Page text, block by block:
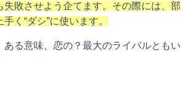
失敗させよう企てます。その際には、部
く“ダシ”に使います。
ある意味、恋の？最大のライバルともい